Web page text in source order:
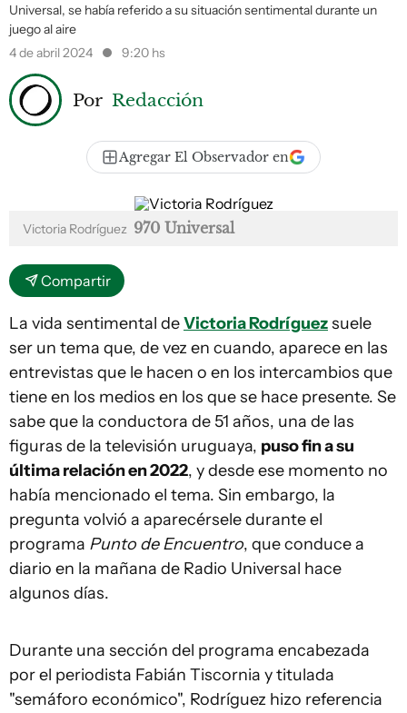
Universal, se había referido a su situación sentimental durante un
juego al aire
4 de abril 2024
9:20 hs
Por Redacción
Agregar El Observador en
Victoria Rodríguez 970 Universal
Compartir
La vida sentimental deVictoria Rodríguezsuele
ser un tema que, de vez en cuando, aparece en las
entrevistas que le hacen o en los intercambios que
tiene en los medios en los que se hace presente. Se
sabe que la conductora de 51 años, una de las
figuras de la televisión uruguaya, puso fin a su
última relación en 2022, y desde ese momento no
había mencionado el tema. Sin embargo, la
pregunta volvió a aparecérsele durante el
programa Punto de Encuentro, que conduce a
diario en la mañana de Radio Universal hace
algunos días.
Durante una sección del programa encabezada
por el periodista Fabián Tiscornia y titulada
"semáforo económico", Rodríguez hizo referencia